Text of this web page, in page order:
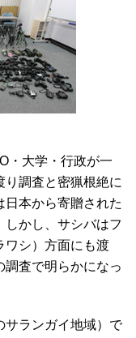
・大学・行政が一
調査と密猟根絶に
日本から寄贈された
かし、サシバはフ
ワシ）方面にも渡
調査で明らかになっ
サランガイ地域）で